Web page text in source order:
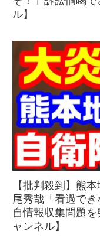
ル】
【批判殺到】熊
尾秀哉「看過で
自情報収集問題
ャンネル】